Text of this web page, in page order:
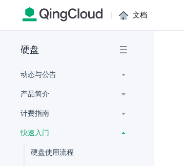
| 文档
硬盘
动态与公告
产品简介
计费指南
快速入门
硬盘使用流程